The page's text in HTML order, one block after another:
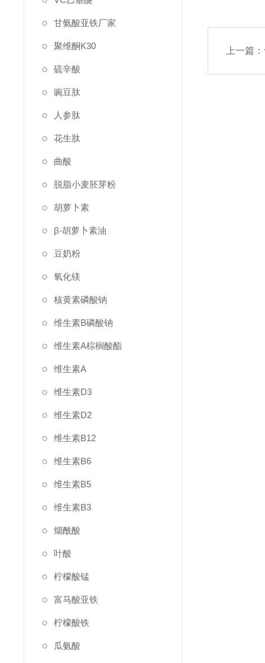
甘氨酸亚铁厂家
聚维酮K30
硫辛酸
豌豆肽
人参肽
花生肽
曲酸
脱脂小麦胚芽粉
胡萝卜素
β-胡萝卜素油
豆奶粉
氧化镁
核黄素磷酸钠
维生素B磷酸钠
维生素A棕榈酸酯
维生素A
维生素D3
维生素D2
维生素B12
维生素B6
维生素B5
维生素B3
烟酰酸
叶酸
柠檬酸锰
富马酸亚铁
柠檬酸铁
瓜氨酸
上一篇：